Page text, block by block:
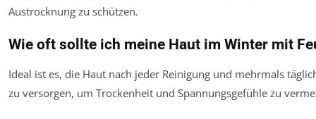
Austrocknung zu schützen.
Wie oft sollte ich meine Haut im Winter mit
Ideal ist es, die Haut nach jeder Reinigung und mehrmals
zu versorgen, um Trockenheit und Spannungsgefühle zu